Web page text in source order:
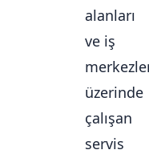
alanları
ve iş
üzerinde
çalışan
servis